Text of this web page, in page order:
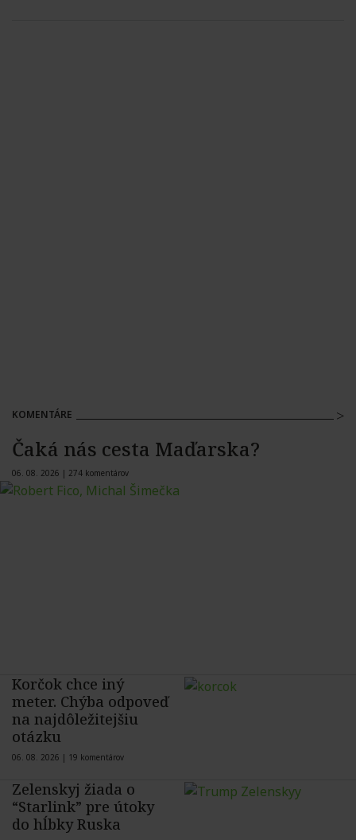
KOMENTÁRE
Čaká nás cesta Maďarska?
06. 08. 2026 | 274 komentárov
Korčok chce iný
meter. Chýba odpoveď
na najdôležitejšiu
otázku
06. 08. 2026 | 19 komentárov
Zelenskyj žiada o
“Starlink” pre útoky
do hĺbky Ruska